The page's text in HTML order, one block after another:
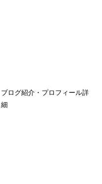
ブログ紹介・プロフィール詳
細